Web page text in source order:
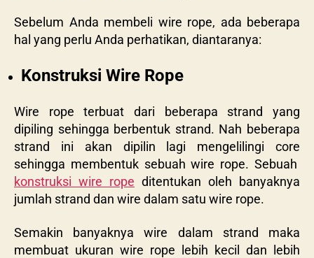
Sebelum Anda membeli wire rope, ada beberapa
hal yang perlu Anda perhatikan, diantaranya:
Konstruksi Wire Rope
Wire rope terbuat dari beberapa strand yang
dipiling sehingga berbentuk strand. Nah beberapa
strand ini akan dipilin lagi mengelilingi core
sehingga membentuk sebuah wire rope. Sebuah
konstruksi wire rope ditentukan oleh banyaknya
jumlah strand dan wire dalam satu wire rope.
Semakin banyaknya wire dalam strand maka
membuat ukuran wire rope lebih kecil dan lebih